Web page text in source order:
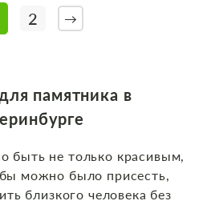
2 →
памятника в
быть не только красивым,
можно было присесть,
близкого человека без